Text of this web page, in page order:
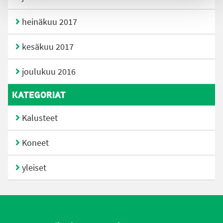
heinäkuu 2017
kesäkuu 2017
joulukuu 2016
KATEGORIAT
Kalusteet
Koneet
yleiset